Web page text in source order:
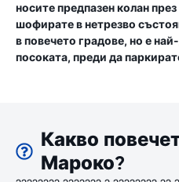
носите предпазен колан
шофирате в нетрезво
в повечето градове, но е
посоката, преди да
Какво
Мароко?